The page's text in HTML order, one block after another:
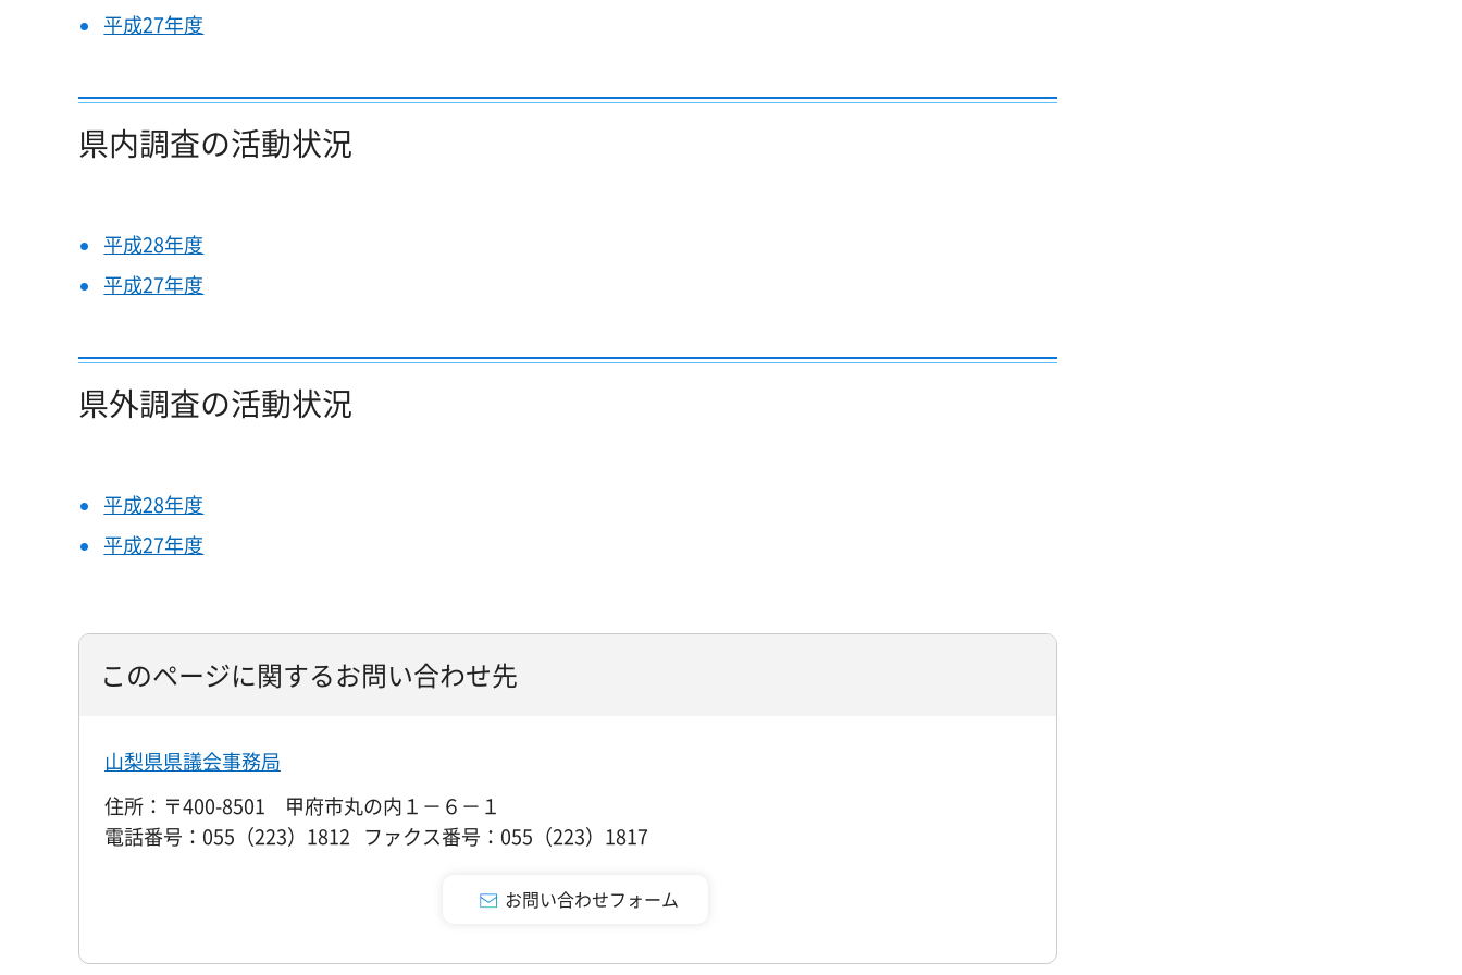
平成27年度
県内調査の活動状況
平成28年度
平成27年度
県外調査の活動状況
平成28年度
平成27年度
このページに関するお問い合わせ先
山梨県県議会事務局
住所：〒400-8501 甲府市丸の内１－６－１
電話番号：055（223）1812 ファクス番号：055（223）1817